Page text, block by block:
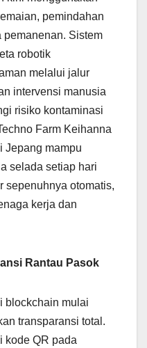
pemindahan
pemanenan. Sistem
robotik
melalui jalur
intervensi manusia
risiko kontaminasi
Farm Keihanna
Jepang mampu
selada setiap hari
sepenuhnya otomatis,
kerja dan
Rantau Pasok
blockchain mulai
transparansi total.
kode QR pada